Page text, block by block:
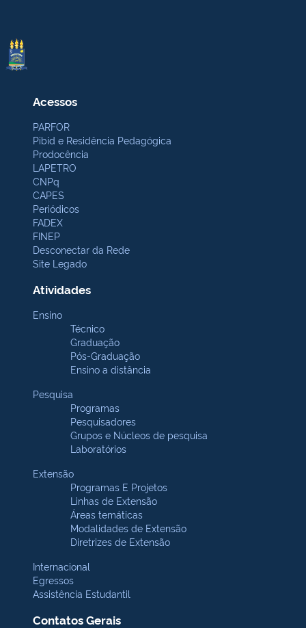
Acessos
PARFOR
Pibid e Residência Pedagógica
Prodocência
LAPETRO
CNPq
CAPES
Periódicos
FADEX
FINEP
Desconectar da Rede
Site Legado
Atividades
Ensino
Técnico
Graduação
Pós-Graduação
Ensino a distância
Pesquisa
Programas
Pesquisadores
Grupos e Núcleos de pesquisa
Laboratórios
Extensão
Programas E Projetos
Linhas de Extensão
Áreas temáticas
Modalidades de Extensão
Diretrizes de Extensão
Internacional
Egressos
Assistência Estudantil
Contatos Gerais